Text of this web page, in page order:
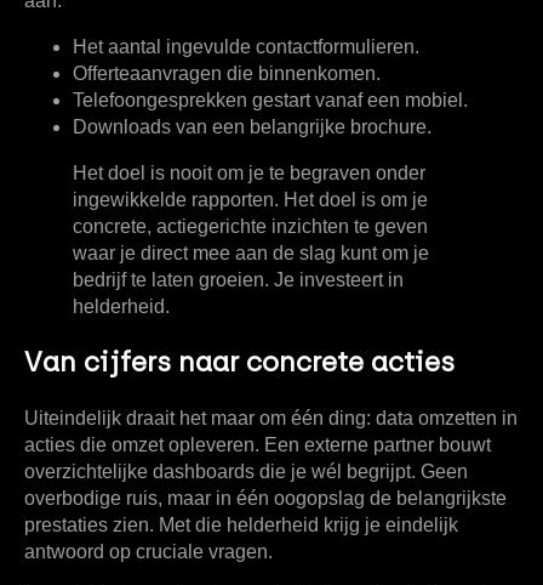
Het aantal ingevulde contactformulieren.
Offerteaanvragen die binnenkomen.
Telefoongesprekken gestart vanaf een mobiel.
Downloads van een belangrijke brochure.
Het doel is nooit om je te begraven onder
ingewikkelde rapporten. Het doel is om je
concrete, actiegerichte inzichten te geven
waar je direct mee aan de slag kunt om je
bedrijf te laten groeien. Je investeert in
helderheid.
Van cijfers naar concrete acties
Uiteindelijk draait het maar om één ding: data omzetten in
acties die omzet opleveren. Een externe partner bouwt
overzichtelijke dashboards die je wél begrijpt. Geen
overbodige ruis, maar in één oogopslag de belangrijkste
prestaties zien. Met die helderheid krijg je eindelijk
antwoord op cruciale vragen.